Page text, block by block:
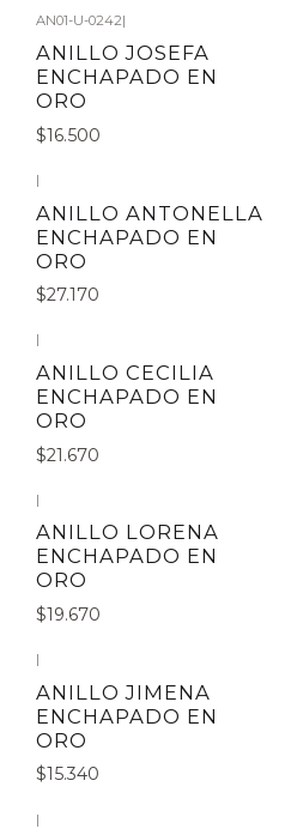
AN01-U-0242|
ANILLO JOSEFA
ENCHAPADO EN
ORO
$16.500
|
ANILLO ANTONELLA
ENCHAPADO EN
ORO
$27.170
|
ANILLO CECILIA
ENCHAPADO EN
ORO
$21.670
|
ANILLO LORENA
ENCHAPADO EN
ORO
$19.670
|
ANILLO JIMENA
ENCHAPADO EN
ORO
$15.340
|